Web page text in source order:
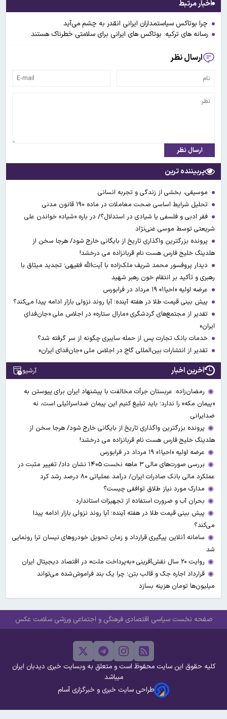
اخبار مرتبط
چرا بوتاکس سیاستمداران ایرانی انقدر به چشم می‌آید
رسانه های ترکیه: بوتاکس های ایرانی برای سلامتی خطرناک هستند
ارسال نظر
ارسال نظر
پربیننده ترین
موسیقی، بخشی از زندگی و تجربه انسانی
تحلیل شرایط اساسی صحت معاملات در ماده ۱۹۰ قانون مدنی
فقر ادبی و فلسفی یا شیادی در استدلال؟/ در باره «شیاد» خواندن علی
شریعتی توسط موسی غنی‌نژاد
پرونده بزرگترین واگذاری تاریخ از بایگانی خارج شود/ هرجا سخن از
هلدینگ خلیج فارس هست نام قربانزاده می درخشد!
دیدار پروفسور محمد شریف ملک‌زاده با آیت‌الله فقیهی؛ تجدید میثاق با
رهبری و تأکید بر انتقام خون رهبر شهید
عرضه اولیه «احیا۱» ۱۹ مرداد در فرابورس
پیش بینی قیمت طلا در هفته آینده؛ آیا روند نزولی بازار ادامه پیدا می‌کند؟
تقدیر از مجتمع‌های گردشگری «مارال ستاره» در اجلاس ملی «جان‌فدای
ایران»
خدمات بانک تجارت پس از حمله سایبری چگونه از سر گرفته شد؟
تقدیر از انتشارات بین‌المللی گاج در اجلاس ملی «جان‌فدای ایران»
آخرین اخبار آرشیو
رمضان‌زاده: عربستان جرأت مخالفت با پیشنهاد ایران برای پیوستن به
«پیمان مکه» را ندارد؛ باید تبلیغ کنیم این پیمان ضداسرائیلی است، نه
ضدایرانی
پرونده بزرگترین واگذاری تاریخ از بایگانی خارج شود/ هرجا سخن از
هلدینگ خلیج فارس هست نام قربانزاده می درخشد!
عرضه اولیه «احیا۱» ۱۹ مرداد در فرابورس
بررسی صورت‌های مالی ۳ ماهه نخست ۱۴۰۵ نشان داد/ تغییر مثبت در
عملکرد مالی بانک صادرات ایران/ درآمد عملیاتی ۸۰ درصد رشد کرد
مدارک مورد نیاز طلاق توافقی چیست؟
بحران آب و ضرورت استفاده از تجهیزات استاندارد
پیش بینی قیمت طلا در هفته آینده؛ آیا روند نزولی بازار ادامه پیدا
می‌کند؟
سامانه آنلاین پیگیری قرارداد‌ و زمان تحویل خودرو‌های نیسان ترا رونمایی
شد
روایت ۲۰ سال نقش‌آفرینی «به‌پرداخت ملت» در اقتصاد دیجیتال ایران
قرارداد اجاره جک و قالب بتن؛ چرا یک بند فراموش‌شده می‌تواند
میلیون‌ها تومان هزینه بسازد
صفحه نخست سیاسی اقتصادی فرهنگی و اجتماعی ورزشی سلامت عکس
کلیه حقوق این سایت محفوظ است و متعلق به وبسایت خبری دیدبان ایران
میباشد
طراحی سایت خبری و خبرگزاری آسام